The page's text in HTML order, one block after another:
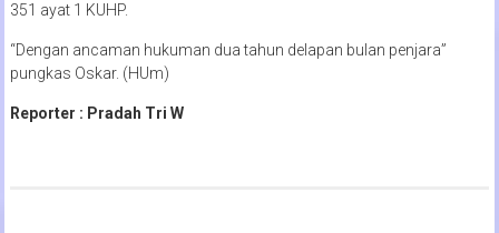
351 ayat 1 KUHP.
“Dengan ancaman hukuman dua tahun delapan bulan penjara”
pungkas Oskar. (HUm)
Reporter : Pradah Tri W